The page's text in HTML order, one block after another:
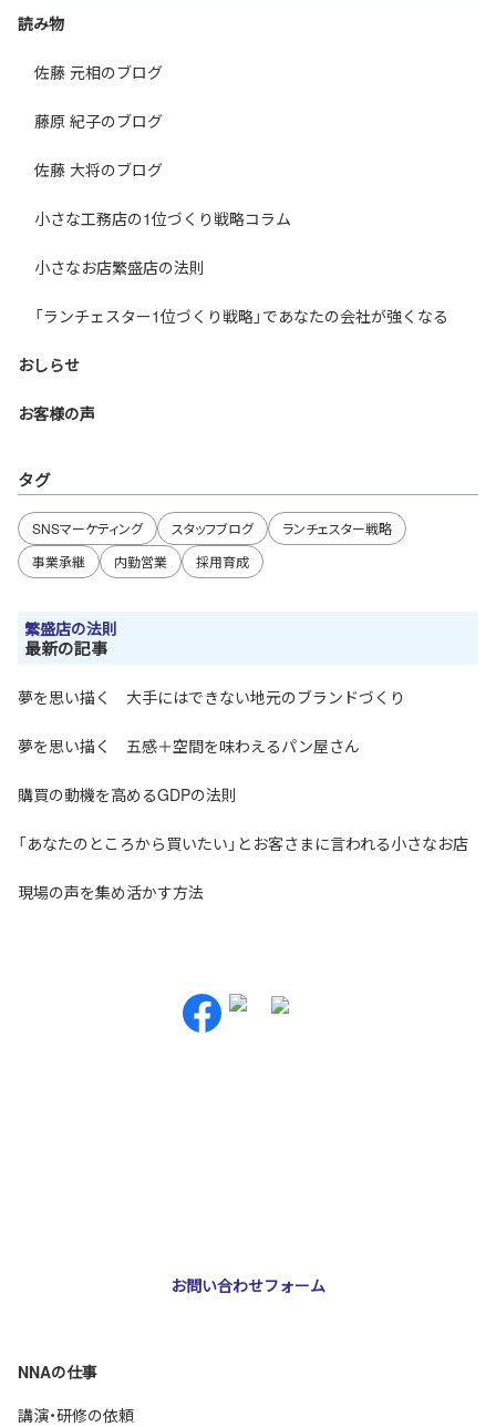
読み物
佐藤 元相のブログ
藤原 紀子のブログ
佐藤 大将のブログ
小さな工務店の1位づくり戦略コラム
小さなお店繁盛店の法則
「ランチェスター1位づくり戦略」であなたの会社が強くなる
おしらせ
お客様の声
タグ
SNSマーケティング スタッフブログ
ランチェスター戦略
事業承継
内勤営業 採用育成
繁盛店の法則
最新の記事
夢を思い描く 大手にはできない地元のブランドづくり
夢を思い描く 五感＋空間を味わえるパン屋さん
購買の動機を高めるGDPの法則
「あなたのところから買いたい」とお客さまに言われる小さなお店
現場の声を集め活かす方法
お問い合わせフォーム
NNAの仕事
講演・研修の依頼